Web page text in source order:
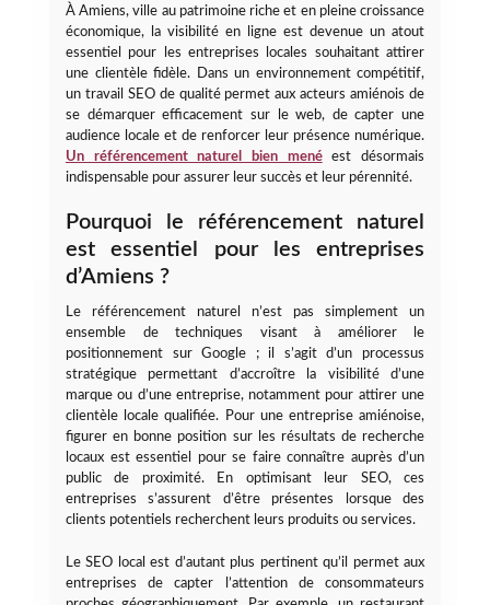
À Amiens, ville au patrimoine riche et en pleine croissance
économique, la visibilité en ligne est devenue un atout
essentiel pour les entreprises locales souhaitant attirer
une clientèle fidèle. Dans un environnement compétitif,
un travail SEO de qualité permet aux acteurs amiénois de
se démarquer efficacement sur le web, de capter une
audience locale et de renforcer leur présence numérique.
Un référencement naturel bien menéest désormais
indispensable pour assurer leur succès et leur pérennité.
Pourquoi le référencement naturel
est essentiel pour les entreprises
d’Amiens ?
Le référencement naturel n’est pas simplement un
ensemble de techniques visant à améliorer le
positionnement sur Google ; il s’agit d’un processus
stratégique permettant d’accroître la visibilité d’une
marque ou d’une entreprise, notamment pour attirer une
clientèle locale qualifiée. Pour une entreprise amiénoise,
figurer en bonne position sur les résultats de recherche
locaux est essentiel pour se faire connaître auprès d’un
public de proximité. En optimisant leur SEO, ces
entreprises s’assurent d’être présentes lorsque des
clients potentiels recherchent leurs produits ou services.
Le SEO local est d’autant plus pertinent qu’il permet aux
entreprises de capter l’attention de consommateurs